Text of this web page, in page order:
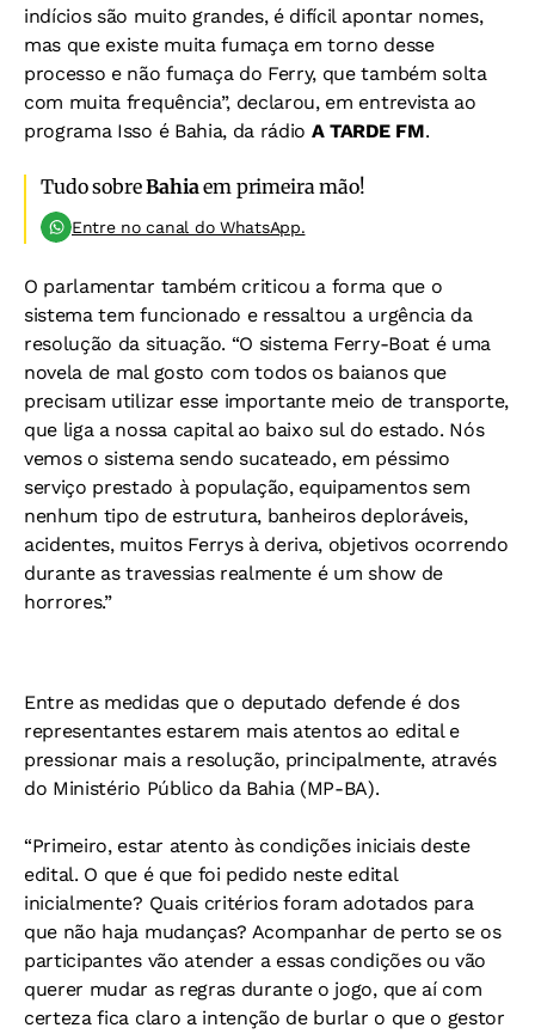
indícios são muito grandes, é difícil apontar nomes,
mas que existe muita fumaça em torno desse
processo e não fumaça do Ferry, que também solta
com muita frequência”, declarou, em entrevista ao
programa Isso é Bahia, da rádio A TARDE FM.
Tudo sobreBahiaem primeira mão!
Entre no canal do WhatsApp.
O parlamentar também criticou a forma que o
sistema tem funcionado e ressaltou a urgência da
resolução da situação. “O sistema Ferry-Boat é uma
novela de mal gosto com todos os baianos que
precisam utilizar esse importante meio de transporte,
que liga a nossa capital ao baixo sul do estado. Nós
vemos o sistema sendo sucateado, em péssimo
serviço prestado à população, equipamentos sem
nenhum tipo de estrutura, banheiros deploráveis,
acidentes, muitos Ferrys à deriva, objetivos ocorrendo
durante as travessias realmente é um show de
horrores.”
Entre as medidas que o deputado defende é dos
representantes estarem mais atentos ao edital e
pressionar mais a resolução, principalmente, através
do Ministério Público da Bahia (MP-BA).
“Primeiro, estar atento às condições iniciais deste
edital. O que é que foi pedido neste edital
inicialmente? Quais critérios foram adotados para
que não haja mudanças? Acompanhar de perto se os
participantes vão atender a essas condições ou vão
querer mudar as regras durante o jogo, que aí com
certeza fica claro a intenção de burlar o que o gestor